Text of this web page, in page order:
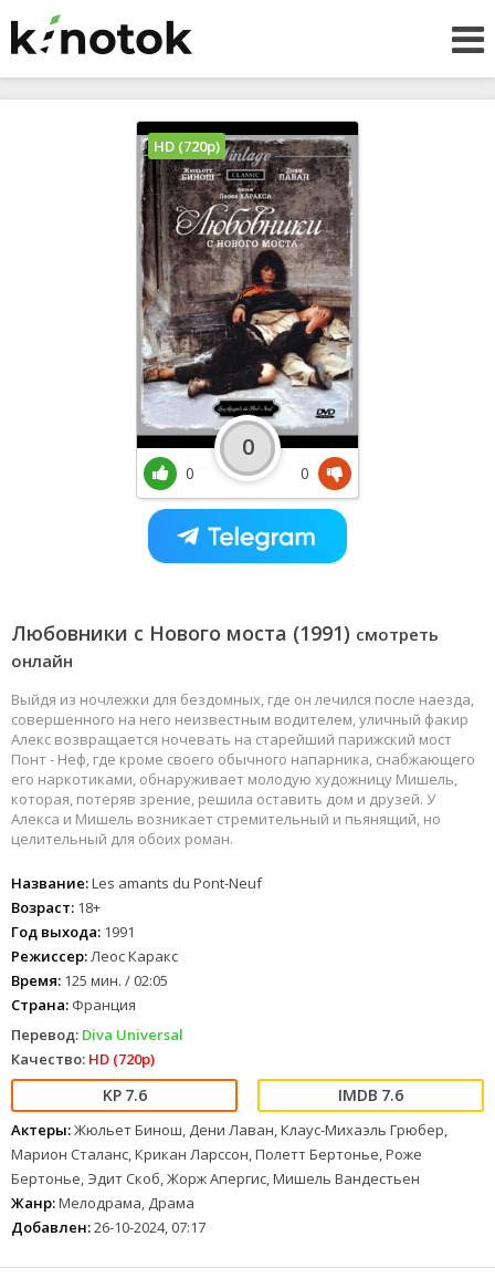
Любовники с Нового моста (1991) смотреть
онлайн
Выйдя из ночлежки для бездомных, где он лечился после наезда,
совершенного на него неизвестным водителем, уличный факир
Алекс возвращается ночевать на старейший парижский мост
Понт - Неф, где кроме своего обычного напарника, снабжающего
его наркотиками, обнаруживает молодую художницу Мишель,
которая, потеряв зрение, решила оставить дом и друзей. У
Алекса и Мишель возникает стремительный и пьянящий, но
целительный для обоих роман.
Название:Les amants du Pont-Neuf
Возраст: 18+
Год выхода: 1991
Режиссер:Леос Каракс
Время: 125 мин. / 02:05
Страна: Франция
Перевод: Diva Universal
Качество: HD (720p)
7.6 7.6
Актеры:Жюльет Бинош, Дени Лаван, Клаус-Михаэль Грюбер,
Марион Сталанс, Крикан Ларссон, Полетт Бертонье, Роже
Бертонье, Эдит Скоб, Жорж Апергис, Мишель Вандестьен
Жанр:Мелодрама, Драма
Добавлен:26-10-2024, 07:17
HD (720p)
0
0
0